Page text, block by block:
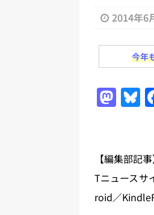
2014年6
今年
M
o
d
o
s
k
y
【編集部記
Tニュースサ
roid／